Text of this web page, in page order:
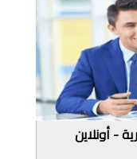
- أونلاين